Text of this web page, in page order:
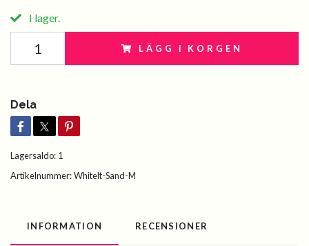
I lager.
LÄGG I KORGEN
Dela
Lagersaldo: 1
Artikelnummer:Whitelt-Sand-M
INFORMATION RECENSIONER